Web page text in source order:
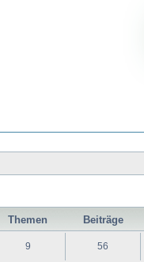
Themen Beiträge
9 56